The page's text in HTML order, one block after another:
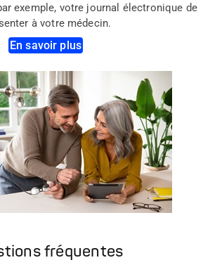
exemple, votre journal électronique de
à votre médecin.
En savoir plus
fréquentes